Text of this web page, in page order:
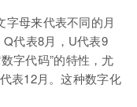
字母来代表不同的月
代表8月，U代表9
字代码”的特性，尤
表12月。这种数字化